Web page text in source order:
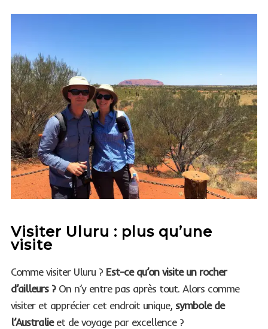
Visiter Uluru : plus qu’une
visite
Comme visiter Uluru ? Est-ce qu’on visite un rocher
d’ailleurs ?On n’y entre pas après tout. Alors comme
visiter et apprécier cet endroit unique, symbole de
l’Australieet de voyage par excellence ?